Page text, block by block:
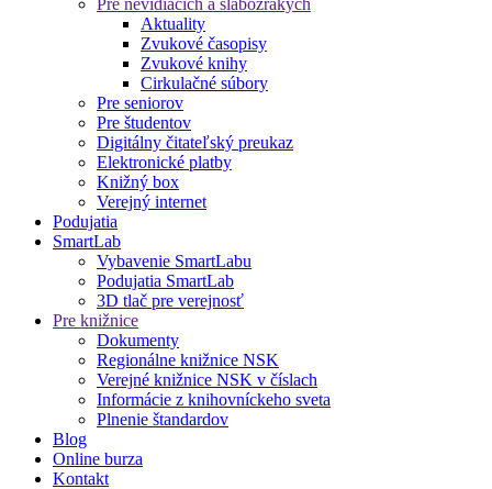
Pre nevidiacich a slabozrakých
Aktuality
Zvukové časopisy
Zvukové knihy
Cirkulačné súbory
Pre seniorov
Pre študentov
Digitálny čitateľský preukaz
Elektronické platby
Knižný box
Verejný internet
Podujatia
SmartLab
Vybavenie SmartLabu
Podujatia SmartLab
3D tlač pre verejnosť
Pre knižnice
Dokumenty
Regionálne knižnice NSK
Verejné knižnice NSK v číslach
Informácie z knihovníckeho sveta
Plnenie štandardov
Blog
Online burza
Kontakt